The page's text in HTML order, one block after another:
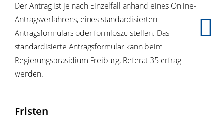
Der Antrag ist je nach Einzelfall anhand eines Online-
Antragsverfahrens, eines standardisierten
Antragsformulars oder formloszu stellen. Das
standardisierte Antragsformular kann beim
Regierungspräsidium Freiburg, Referat 35 erfragt
werden.
Fristen